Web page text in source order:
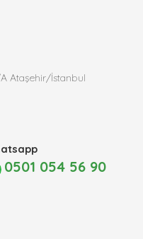
Ataşehir/İstanbul
0501 054 56 90